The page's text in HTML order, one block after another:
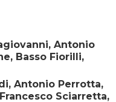
Antonio
Basso Fiorilli,
Antonio Perrotta,
Sciarretta,